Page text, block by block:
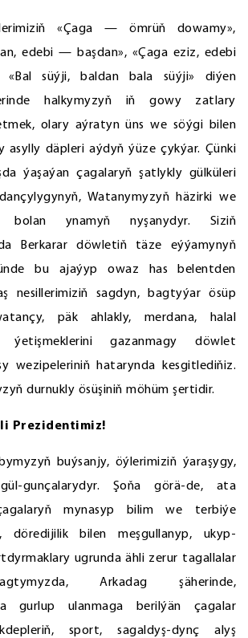
«Çaga — ömrüň dowamy»,
edebi — başdan», «Çaga eziz, edebi
«Bal süýji, baldan bala süýji» diýen
halkymyzyň iň gowy zatlary
olary aýratyn üns we söýgi bilen
asylly däpleri aýdyň ýüze çykýar. Çünki
ýaşaýan çagalaryň şatlykly gülküleri
Watanymyzyň häzirki we
bolan ynamyň nyşanydyr. Siziň
Berkarar döwletiň täze eýýamynyň
bu ajaýyp owaz has belentden
nesillerimiziň sagdyn, bagtyýar ösüp
päk ahlakly, merdana, halal
ýetişmeklerini gazanmagy döwlet
wezipeleriniň hatarynda kesgitlediňiz.
durnukly ösüşiniň möhüm şertidir.
Prezidentimiz!
buýsanjy, öýlerimiziň ýaraşygy,
gunçalarydyr. Şoňa görä-de, ata
mynasyp bilim we terbiýe
döredijilik bilen meşgullanyp, ukyp-
ugrunda ähli zerur tagallalar
Arkadag şäherinde,
gurlup ulanmaga berilýän çagalar
sport, sagaldyş-dynç alyş